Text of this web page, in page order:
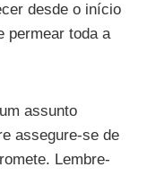
desde o início
permear toda a
assunto
assegure-se de
Lembre-